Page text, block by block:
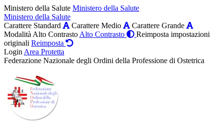
Ministero della Salute Ministero della Salute
Ministero della Salute
Carattere Standard
Carattere Medio
Carattere Grande
Modalità Alto Contrasto Alto Contrasto
Reimposta impostazioni
originali Reimposta
Login Area Protetta
Federazione Nazionale degli Ordini della Professione di Ostetrica